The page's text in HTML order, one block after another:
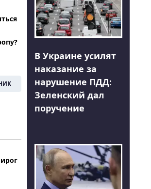
В Украине усилят
наказание за
нарушение ПДД:
Зеленский дал
поручение